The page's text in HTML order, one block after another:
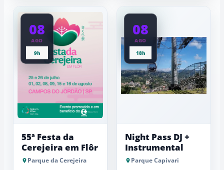
08
AGO
9h
55ª Festa da
Cerejeira em Flôr
Parque da Cerejeira
08
AGO
18h
Night Pass DJ +
Instrumental
Parque Capivari